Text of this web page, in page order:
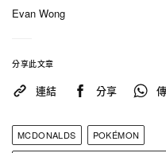
Evan Wong
分享此文章
連結 分享
MCDONALDS
POKÉMON